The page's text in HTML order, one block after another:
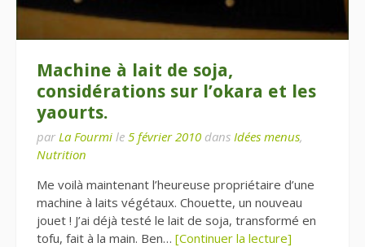
Machine à lait de soja,
considérations sur l’okara et les
yaourts.
par La Fourmi le 5 février 2010 dans Idées menus,
Nutrition
Me voilà maintenant l’heureuse propriétaire d’une
machine à laits végétaux. Chouette, un nouveau
jouet ! J’ai déjà testé le lait de soja, transformé en
tofu, fait à la main. Ben… [Continuer la lecture]